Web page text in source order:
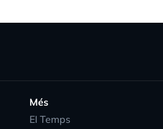
Més
EI Temps